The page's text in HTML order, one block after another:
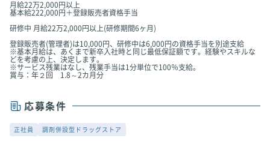
月給22万2,000円以上
基本給222,000円＋登録販売者資格手当
研修中 月給22万2,000円以上(研修期間6ヶ月)
登録販売者(管理者)は10,000円、研修中は6,000円の資格手当を別途支給
※基本月給は、あくまで新卒入社時と同じ最低保証額です。経験やスキルな
どを考慮の上、決定します。
※サービス残業はなし、残業手当は1分単位で100％支給。
賞与：年２回 1.8～2カ月分
応募条件
正社員 調剤併設型ドラッグストア